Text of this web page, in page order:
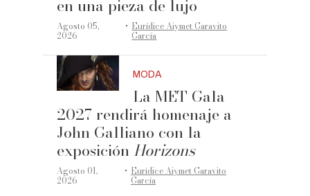
en una pieza de lujo
Agosto 05,
2026 ·Eurídice Aiymet Garavito
García
MODA
La MET Gala
2027 rendirá homenaje a
John Galliano con la
exposición Horizons
Agosto 01,
2026 ·Eurídice Aiymet Garavito
García